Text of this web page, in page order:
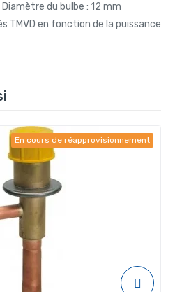
Diamètre du bulbe : 12 mm
TMVD en fonction de la puissance
En cours de réapprovisionnement